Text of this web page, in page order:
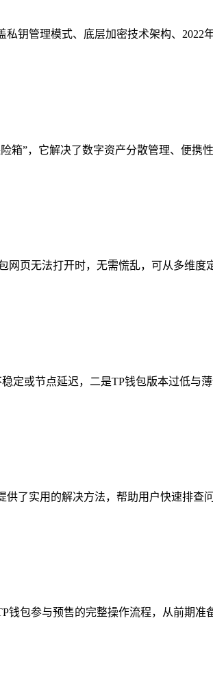
钥管理模式、底层加密技术架构、2022
”，它解决了数字资产分散管理、便携
页无法打开时，无需慌乱，可从多维度
定或节点延迟，二是TP钱包版本过低与
了实用的解决方法，帮助用户快速排查
包参与预售的完整操作流程，从前期准